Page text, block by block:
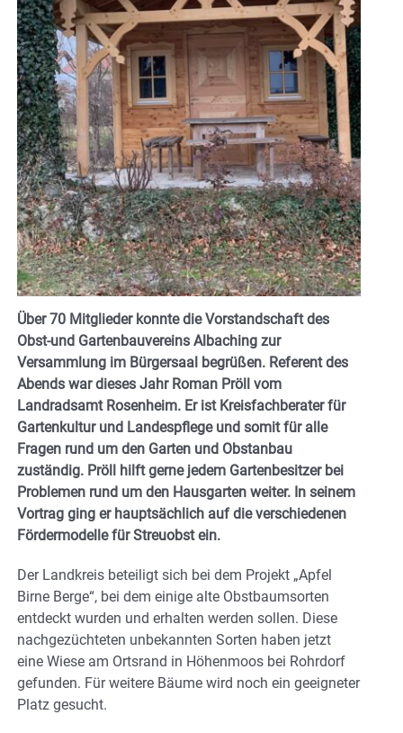
Über 70 Mitglieder konnte die Vorstandschaft des
Obst-und Gartenbauvereins Albaching zur
Versammlung im Bürgersaal begrüßen. Referent des
Abends war dieses Jahr Roman Pröll vom
Landradsamt Rosenheim. Er ist Kreisfachberater für
Gartenkultur und Landespflege und somit für alle
Fragen rund um den Garten und Obstanbau
zuständig. Pröll hilft gerne jedem Gartenbesitzer bei
Problemen rund um den Hausgarten weiter. In seinem
Vortrag ging er hauptsächlich auf die verschiedenen
Fördermodelle für Streuobst ein.
Der Landkreis beteiligt sich bei dem Projekt „Apfel
Birne Berge“, bei dem einige alte Obstbaumsorten
entdeckt wurden und erhalten werden sollen. Diese
nachgezüchteten unbekannten Sorten haben jetzt
eine Wiese am Ortsrand in Höhenmoos bei Rohrdorf
gefunden. Für weitere Bäume wird noch ein geeigneter
Platz gesucht.